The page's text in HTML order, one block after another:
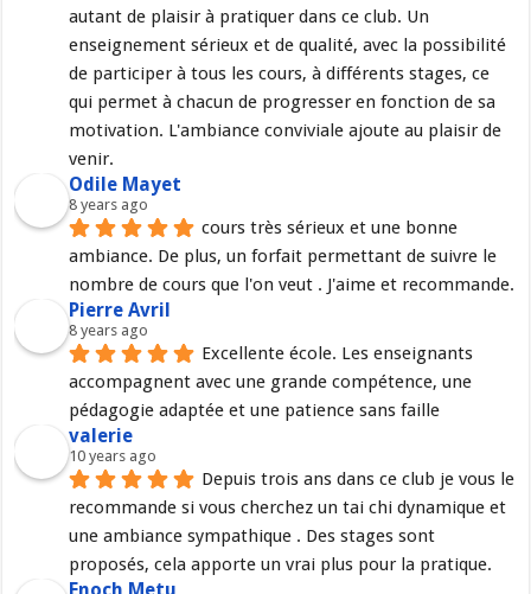
autant de plaisir à pratiquer dans ce club. Un
enseignement sérieux et de qualité, avec la possibilité
de participer à tous les cours, à différents stages, ce
qui permet à chacun de progresser en fonction de sa
motivation. L'ambiance conviviale ajoute au plaisir de
venir.
Odile Mayet
8 years ago
cours très sérieux et une bonne
ambiance. De plus, un forfait permettant de suivre le
nombre de cours que l'on veut . J'aime et recommande.
Pierre Avril
8 years ago
Excellente école. Les enseignants
accompagnent avec une grande compétence, une
pédagogie adaptée et une patience sans faille
valerie
10 years ago
Depuis trois ans dans ce club je vous le
recommande si vous cherchez un tai chi dynamique et
une ambiance sympathique . Des stages sont
proposés, cela apporte un vrai plus pour la pratique.
Enoch Metu